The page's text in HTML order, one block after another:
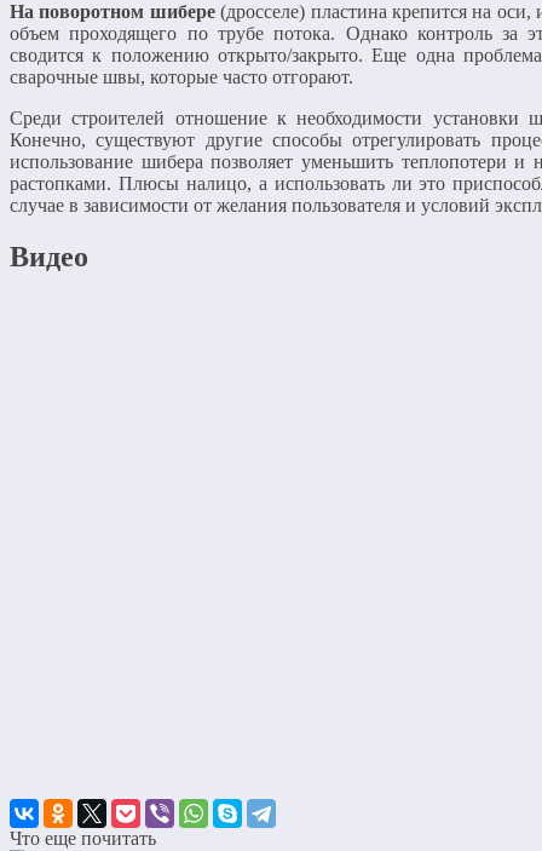
На поворотном шибере(дросселе) пластина крепится на оси,
объем проходящего по трубе потока. Однако контроль за
сводится к положению открыто/закрыто. Еще одна
сварочные швы, которые часто отгорают.
Среди строителей отношение к необходимости установки
Конечно, существуют другие способы отрегулировать
использование шибера позволяет уменьшить теплопотери
растопками. Плюсы налицо, а использовать ли это
случае в зависимости от желания пользователя и условий
Видео
Что еще почитать